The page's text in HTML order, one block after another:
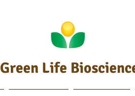
Green Life